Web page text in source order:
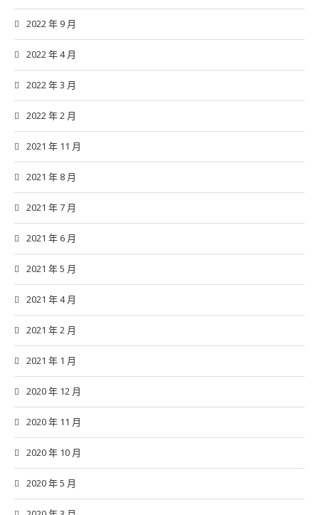
2022 年 9 月
2022 年 4 月
2022 年 3 月
2022 年 2 月
2021 年 11 月
2021 年 8 月
2021 年 7 月
2021 年 6 月
2021 年 5 月
2021 年 4 月
2021 年 2 月
2021 年 1 月
2020 年 12 月
2020 年 11 月
2020 年 10 月
2020 年 5 月